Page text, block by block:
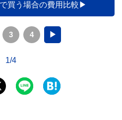
買う場合の費用比較
3 4 ▶
1/4